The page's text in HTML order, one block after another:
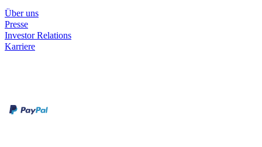
Über uns
Presse
Investor Relations
Karriere